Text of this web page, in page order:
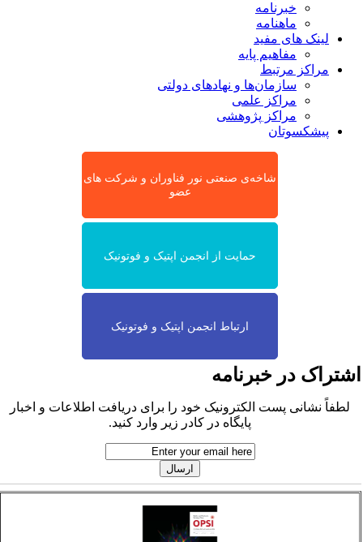
خبرنامه
ماهنامه
لینک های مفید
مفاهیم پایه
مراکز مرتبط
سازمان‌ها و نهادهای دولتی
مراکز علمی
مراکز پژوهشی
پیشکسوتان
شاخه‌ی صنعتی نور فناوران و شرکت های
عضو
حمایت از انجمن اپتیک و فوتونیک
ارتباط انجمن اپتیک و فوتونیک
در خبرنامه
لطفاً نشانی پست الکترونیک خود را برای دریافت اطلاعات و اخبار
پایگاه در کادر زیر وارد کنید.